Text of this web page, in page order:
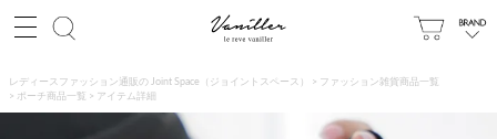
レディースファッション通販の Joint Space（ジョイントスペース）
ファッション雑貨商品一覧
ポーチ商品一覧
アイテム詳細